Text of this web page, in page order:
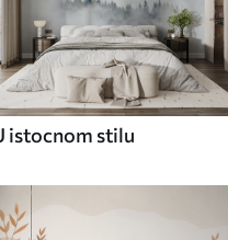
istocnom stilu